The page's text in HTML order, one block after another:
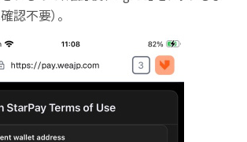
認不要）。